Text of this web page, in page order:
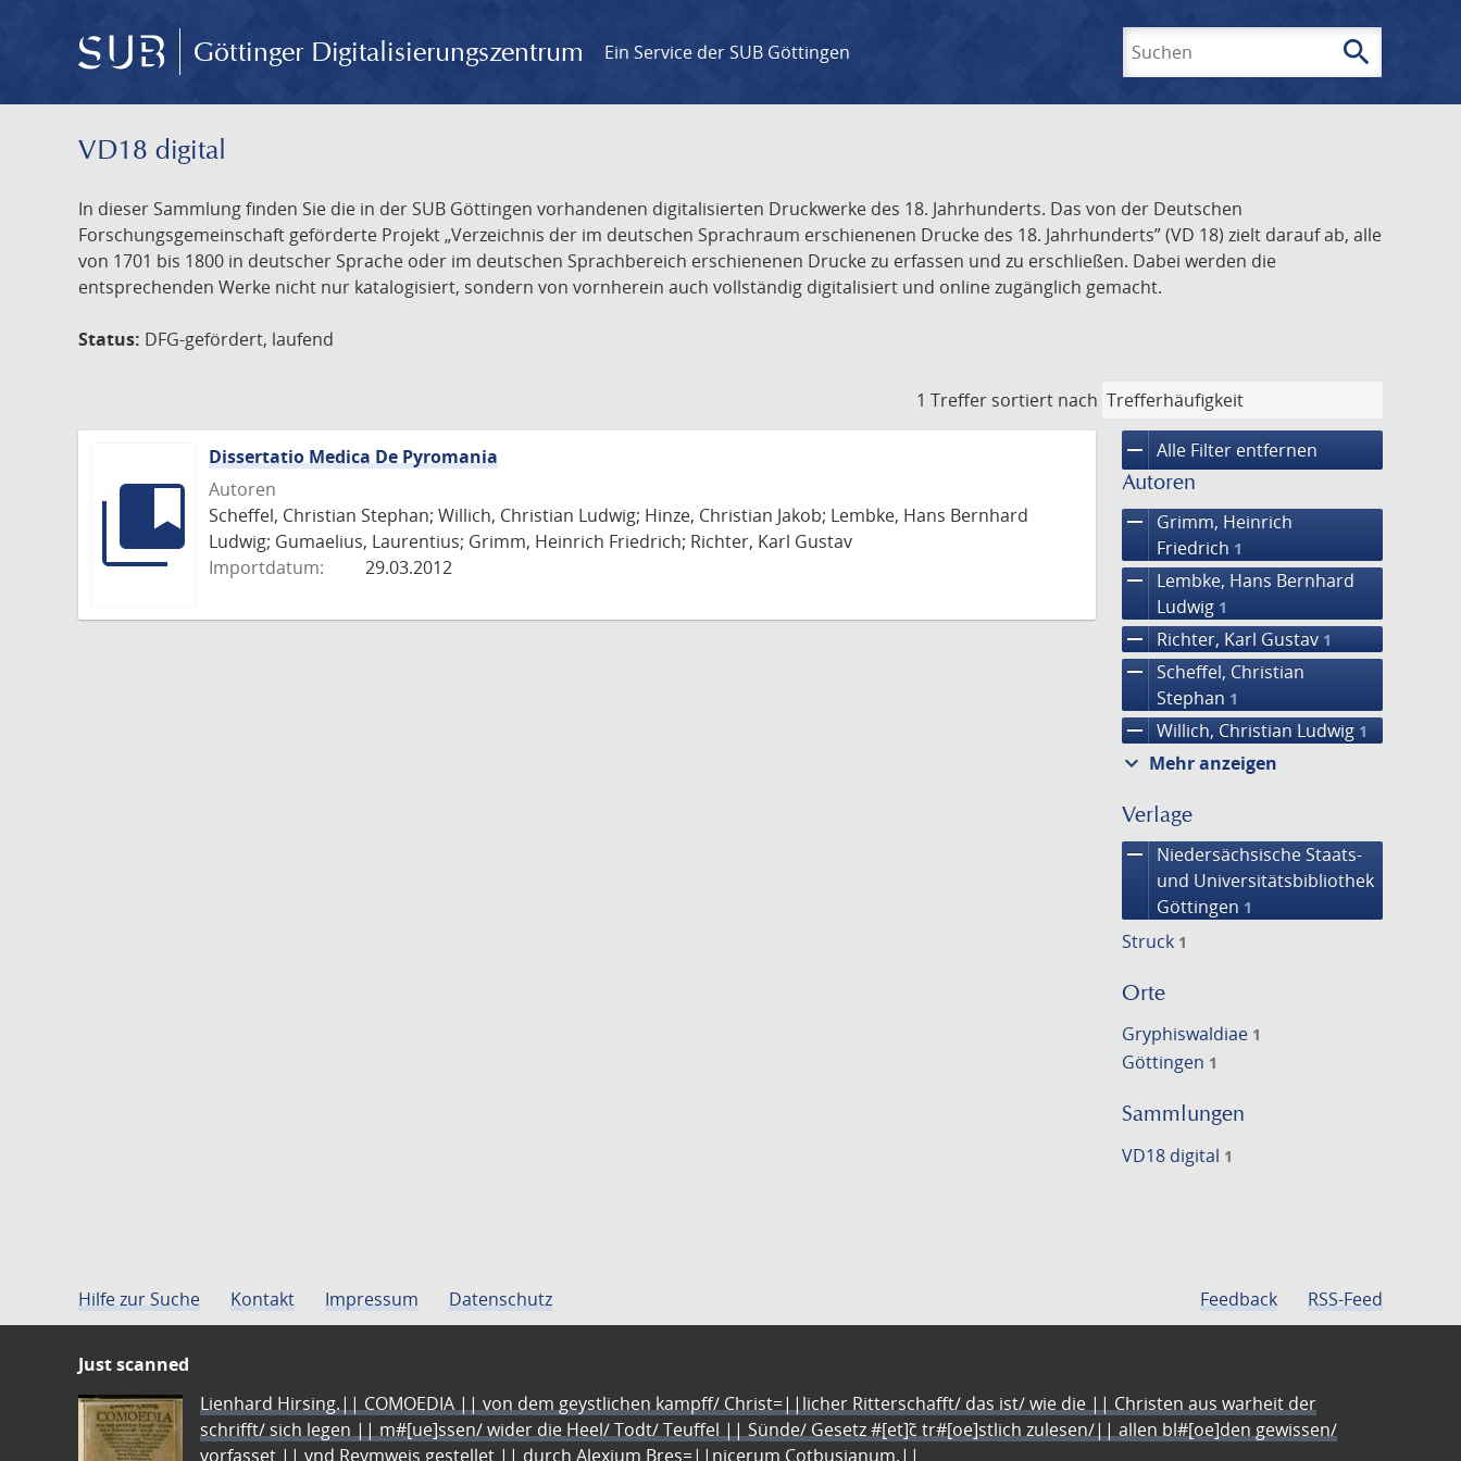
Göttinger Digitalisierungszentrum Ein Service der SUB Göttingen search
VD18 digital
In dieser Sammlung finden Sie die in der SUB Göttingen vorhandenen digitalisierten Druckwerke des 18. Jahrhunderts. Das von der Deutschen
Forschungsgemeinschaft geförderte Projekt „Verzeichnis der im deutschen Sprachraum erschienenen Drucke des 18. Jahrhunderts” (VD 18) zielt darauf ab, alle
von 1701 bis 1800 in deutscher Sprache oder im deutschen Sprachbereich erschienenen Drucke zu erfassen und zu erschließen. Dabei werden die
entsprechenden Werke nicht nur katalogisiert, sondern von vornherein auch vollständig digitalisiert und online zugänglich gemacht.
Status: DFG-gefördert, laufend
1 Treffer sortiert nach
remove Alle Filter entfernen
Autoren
remove
Grimm, Heinrich
Friedrich 1
remove
Lembke, Hans Bernhard
Ludwig 1
remove Richter, Karl Gustav 1
remove
Scheffel, Christian
Stephan 1
remove Willich, Christian Ludwig 1
expand_more Mehr anzeigen
Verlage
remove
Niedersächsische Staats-
und Universitätsbibliothek
Göttingen 1
Struck 1
Orte
Gryphiswaldiae 1
Göttingen 1
Sammlungen
VD18 digital 1
Dissertatio Medica De Pyromania
Autoren
Scheffel, Christian Stephan; Willich, Christian Ludwig; Hinze, Christian Jakob; Lembke, Hans Bernhard
Ludwig; Gumaelius, Laurentius; Grimm, Heinrich Friedrich; Richter, Karl Gustav
Importdatum:
29.03.2012
Hilfe zur Suche Kontakt Impressum Datenschutz Feedback RSS-Feed
Just scanned
Lienhard Hirsing.|| COMOEDIA || von dem geystlichen kampff/ Christ=||licher Ritterschafft/ das ist/ wie die || Christen aus warheit der
schrifft/ sich legen || m#[ue]ssen/ wider die Heel/ Todt/ Teuffel || Sünde/ Gesetz #[et]c̃ tr#[oe]stlich zulesen/|| allen bl#[oe]den gewissen/
vorfasset || vnd Reymweis gestellet || durch Alexium Bres=||nicerum Cotbusianum.||